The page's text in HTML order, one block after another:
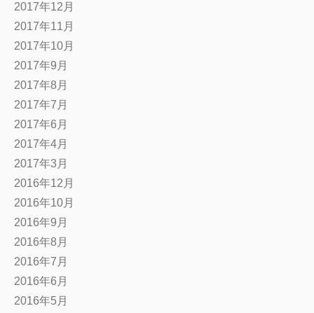
2017年12月
2017年11月
2017年10月
2017年9月
2017年8月
2017年7月
2017年6月
2017年4月
2017年3月
2016年12月
2016年10月
2016年9月
2016年8月
2016年7月
2016年6月
2016年5月